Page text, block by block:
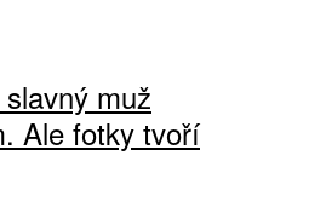
muž
Ale fotky tvoří